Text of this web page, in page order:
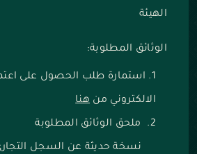
الهيئة
الوثائق المطلوبة:
استمارة طلب الحصول على
الالكتروني من هنا
ملحق الوثائق المطلوبة
نسخة حديثة عن السجل